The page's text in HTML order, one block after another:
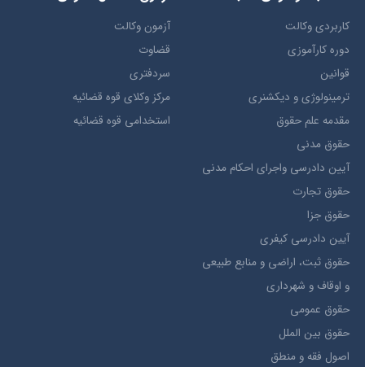
کاربردی وکالت
دوره کارآموزی
قوانین
ترمينولوژي و ديکشنري
مقدمه علم حقوق
حقوق مدني
آيين دادرسي ​واجراي ​احکام ​مدني
حقوق تجارت
حقوق جزا
آيین دادرسی کیفری
حقوق ثبت، اراضي و منابع طبيعي
و اوقاف و شهرداری
حقوق عمومی
حقوق بين الملل
اصول فقه و منطق
آزمون وکالت
قضاوت
سردفتری
مرکز وکلای قوه قضائیه
استخدامی قوه قضائیه